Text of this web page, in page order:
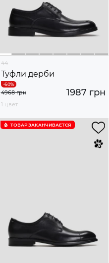
44
Туфли дерби
1987 грн
4968 грн
1 цвет
ТОВАР ЗАКАНЧИВАЕТСЯ